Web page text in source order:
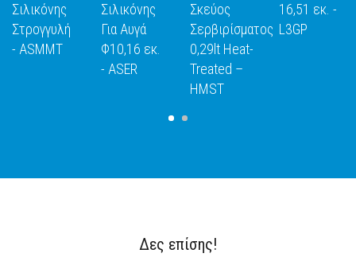
ΑΝΑΚΑΛΥΨΕ
ΤΟ
Σιλικόνης
Στρογγυλή
- ASMMT
ΑΝΑΚΑΛΥΨΕ
ΤΟ
Σιλικόνης
Για Αυγά
Φ10,16 εκ.
- ASER
ΑΝΑΚΑΛΥΨΕ
ΤΟ
Σκεύος
Σερβιρίσματος
0,29lt Heat-
Treated –
HMST
ΤΟ
16,51 εκ. -
L3GP
Δες επίσης!